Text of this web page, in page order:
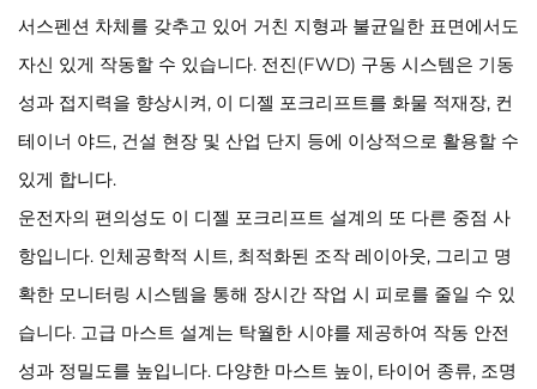
서스펜션 차체를 갖추고 있어 거친 지형과 불균일한 표면에서도
자신 있게 작동할 수 있습니다. 전진(FWD) 구동 시스템은 기동
성과 접지력을 향상시켜, 이 디젤 포크리프트를 화물 적재장, 컨
테이너 야드, 건설 현장 및 산업 단지 등에 이상적으로 활용할 수
있게 합니다.
운전자의 편의성도 이 디젤 포크리프트 설계의 또 다른 중점 사
항입니다. 인체공학적 시트, 최적화된 조작 레이아웃, 그리고 명
확한 모니터링 시스템을 통해 장시간 작업 시 피로를 줄일 수 있
습니다. 고급 마스트 설계는 탁월한 시야를 제공하여 작동 안전
성과 정밀도를 높입니다. 다양한 마스트 높이, 타이어 종류, 조명